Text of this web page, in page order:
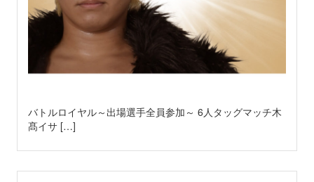
バトルロイヤル～出場選手全員参加～ 6人タッグマッチ木
髙イサ […]